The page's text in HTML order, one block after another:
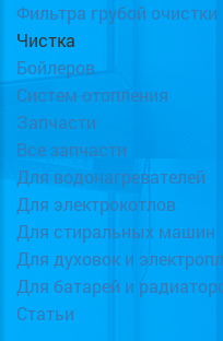
Фильтра грубой очистки
Чистка
Бойлеров
Систем отопления
Запчасти
Все запчасти
Для водонагревателей
Для электрокотлов
Для стиральных машин
Для духовок и
Для батарей и
Статьи